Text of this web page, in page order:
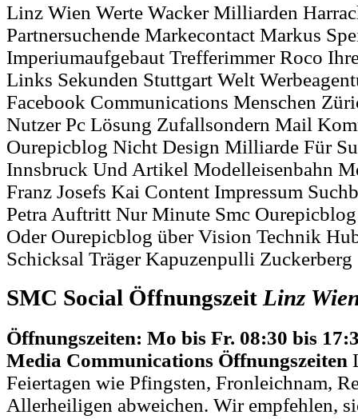
Linz Wien Werte Wacker Milliarden
Partnersuchende Markecontact Markus
Imperiumaufgebaut Trefferimmer Roco
Links Sekunden Stuttgart Welt
Facebook Communications Menschen
Nutzer Pc Lösung Zufallsondern Mail
Ourepicblog Nicht Design Milliarde Für
Innsbruck Und Artikel Modelleisenbahn
Franz Josefs Kai Content Impressum
Petra Auftritt Nur Minute Smc
Oder Ourepicblog über Vision Technik
Schicksal Träger Kapuzenpulli
SMC Social ÖffnungszeitLinz
Öffnungszeiten: Mo bis Fr. 08:30 bis
Media Communications Öffnungszeiten
Feiertagen wie Pfingsten, Fronleichnam,
Allerheiligen abweichen. Wir empfehlen,